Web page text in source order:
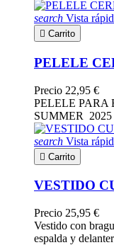
search Vista
 Carrito
PELELE
Precio 22,95 €
PELELE PARA
SUMMER
search Vista
 Carrito
VESTIDO
Precio 25,95 €
Vestido con
espalda y